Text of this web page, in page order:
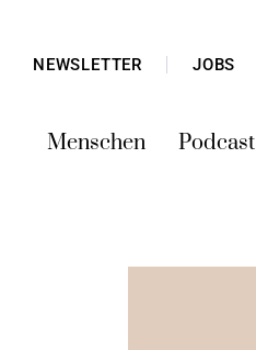
NEWSLETTER JOBS
Menschen Podcast